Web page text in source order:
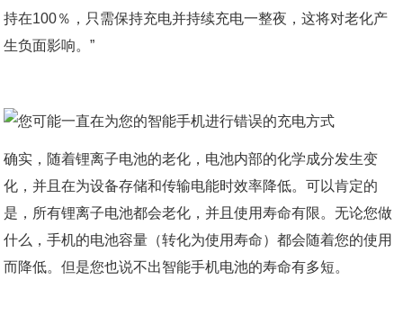
持在100％，只需保持充电并持续充电一整夜，这将对老化产
生负面影响。”
确实，随着锂离子电池的老化，电池内部的化学成分发生变
化，并且在为设备存储和传输电能时效率降低。可以肯定的
是，所有锂离子电池都会老化，并且使用寿命有限。无论您做
什么，手机的电池容量（转化为使用寿命）都会随着您的使用
而降低。但是您也说不出智能手机电池的寿命有多短。